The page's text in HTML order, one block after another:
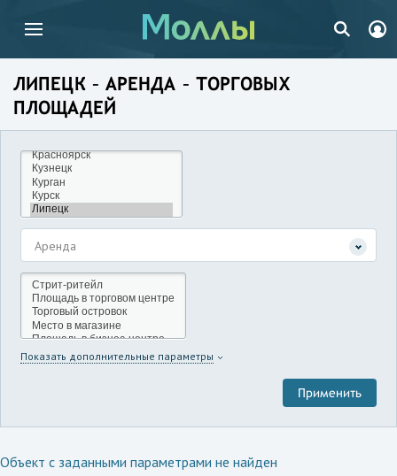
ЛИПЕЦК – АРЕНДА – ТОРГОВЫХ
ПЛОЩАДЕЙ
Аренда
Показать дополнительные параметры
Объект с заданными параметрами не найден